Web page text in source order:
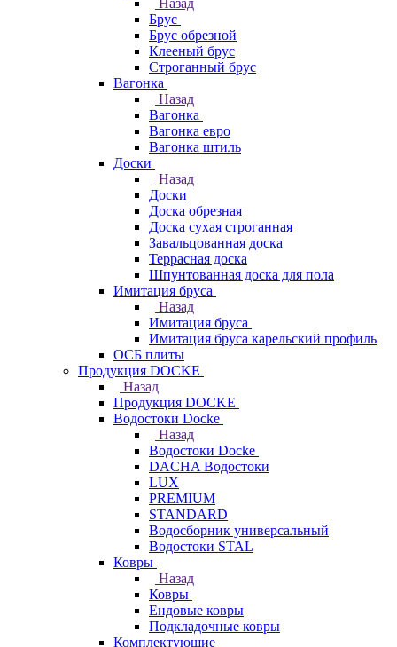
Назад
Брус
Брус обрезной
Клееный брус
Строганный брус
Вагонка
Назад
Вагонка
Вагонка евро
Вагонка штиль
Доски
Назад
Доски
Доска обрезная
Доска сухая строганная
Завальцованная доска
Террасная доска
Шпунтованная доска для пола
Имитация бруса
Назад
Имитация бруса
Имитация бруса карельский профиль
ОСБ плиты
Продукция DOCKE
Назад
Продукция DOCKE
Водостоки Docke
Назад
Водостоки Docke
DACHA Водостоки
LUX
PREMIUM
STANDARD
Водосборник универсальный
Водостоки STAL
Ковры
Назад
Ковры
Ендовые ковры
Подкладочные ковры
Комплектующие